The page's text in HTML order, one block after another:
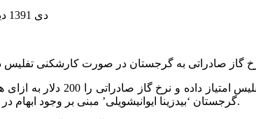
4 دی 1391
گاز صادراتی به گرجستان در صورت کارشکنی تفلیس
مقامات جمهوری آذربایجان با تاکید بر
گرجستان ‘بیدزینا ایوانیشویلی’ مبنی بر وجود ابهام در پروژه ‘راه آهن باکو-آخالکالاکی-قارص’ انتقاد کردند.